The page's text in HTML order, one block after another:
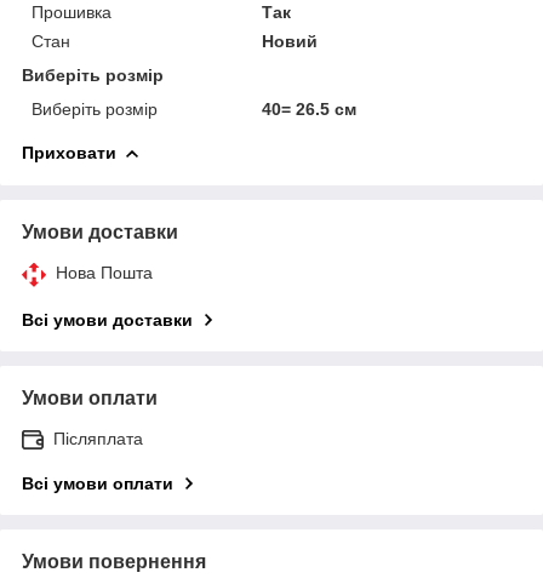
Прошивка
Так
Стан
Новий
Виберіть розмір
Виберіть розмір
40= 26.5 см
Приховати
Умови доставки
Нова Пошта
Всі умови доставки
Умови оплати
Післяплата
Всі умови оплати
Умови повернення